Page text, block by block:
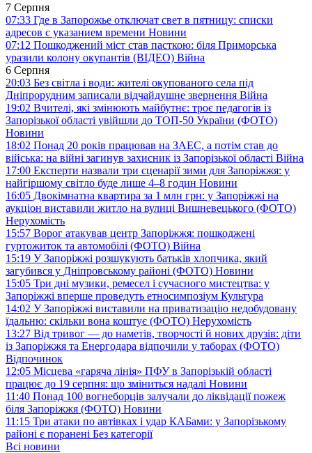
7 Серпня
07:33 Где в Запорожье отключат свет в пятницу: списки
адресов с указанием времени Новини
07:12 Пошкоджений міст став пасткою: біля Приморська
уразили колону окупантів (ВІДЕО) Війна
6 Серпня
20:03 Без світла і води: жителі окупованого села під
Дніпрорудним записали відчайдушне звернення Війна
19:02 Вчителі, які змінюють майбутнє: троє педагогів із
Запорізької області увійшли до ТОП-50 України (ФОТО)
Новини
18:02 Понад 20 років працював на ЗАЕС, а потім став до
війська: на війні загинув захисник із Запорізької області Війна
17:00 Експерти назвали три сценарії зими для Запоріжжя: у
найгіршому світло буде лише 4–8 годин Новини
16:05 Двокімнатна квартира за 1 млн грн: у Запоріжжі на
аукціон виставили житло на вулиці Вишневецького (ФОТО)
Нерухомість
15:57 Ворог атакував центр Запоріжжя: пошкоджені
гуртожиток та автомобілі (ФОТО) Війна
15:19 У Запоріжжі розшукують батьків хлопчика, який
загубився у Дніпровському районі (ФОТО) Новини
15:05 Три дні музики, ремесел і сучасного мистецтва: у
Запоріжжі вперше проведуть етносимпозіум Культура
14:02 У Запоріжжі виставили на приватизацію недобудовану
їдальню: скільки вона коштує (ФОТО) Нерухомість
13:27 Від тривог — до наметів, творчості й нових друзів: діти
із Запоріжжя та Енергодара відпочили у таборах (ФОТО)
Відпочинок
12:05 Місцева «гаряча лінія» ПФУ в Запорізькій області
працює до 19 серпня: що зміниться надалі Новини
11:40 Понад 100 вогнеборців залучали до ліквідації пожеж
біля Запоріжжя (ФОТО) Новини
11:15 Три атаки по автівках і удар КАБами: у Запорізькому
районі є поранені Без категорії
Всі новини